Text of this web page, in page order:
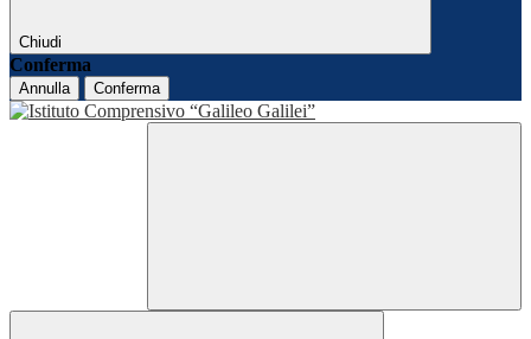
Chiudi
Conferma
Annulla Conferma